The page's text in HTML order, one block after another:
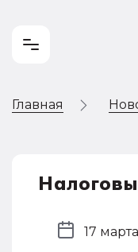
Главная
17
Учет и